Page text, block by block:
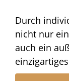
Durch
nicht nur
auch ein